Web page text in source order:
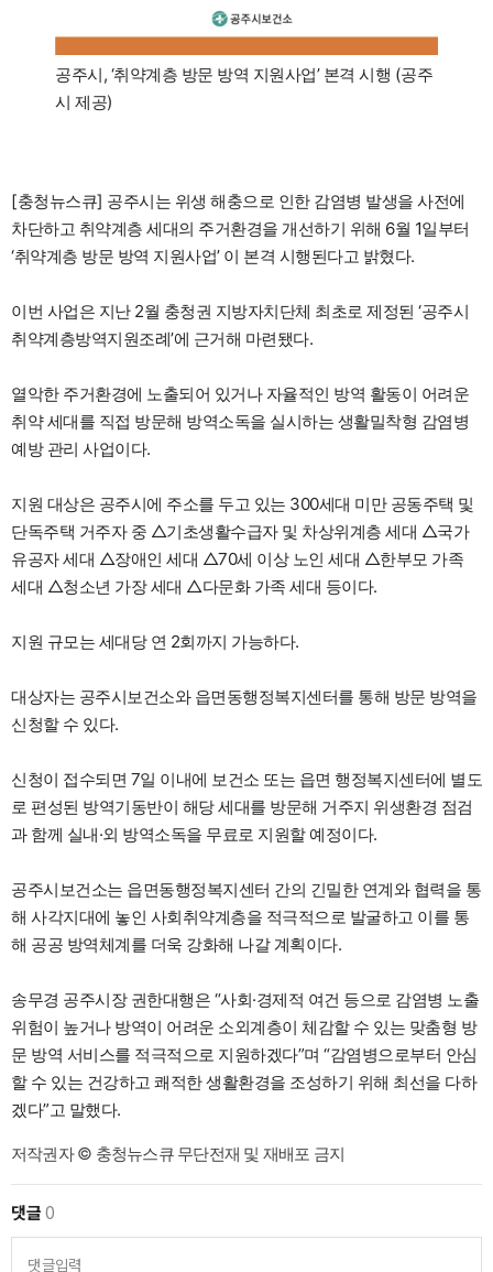
공주시, ‘취약계층 방문 방역 지원사업’ 본격 시행 (공주
시 제공)
[충청뉴스큐] 공주시는 위생 해충으로 인한 감염병 발생을 사전에
차단하고 취약계층 세대의 주거환경을 개선하기 위해 6월 1일부터
‘취약계층 방문 방역 지원사업’ 이 본격 시행된다고 밝혔다.
이번 사업은 지난 2월 충청권 지방자치단체 최초로 제정된 ‘공주시
취약계층방역지원조례’에 근거해 마련됐다.
열악한 주거환경에 노출되어 있거나 자율적인 방역 활동이 어려운
취약 세대를 직접 방문해 방역소독을 실시하는 생활밀착형 감염병
예방 관리 사업이다.
지원 대상은 공주시에 주소를 두고 있는 300세대 미만 공동주택 및
단독주택 거주자 중 △기초생활수급자 및 차상위계층 세대 △국가
유공자 세대 △장애인 세대 △70세 이상 노인 세대 △한부모 가족
세대 △청소년 가장 세대 △다문화 가족 세대 등이다.
지원 규모는 세대당 연 2회까지 가능하다.
대상자는 공주시보건소와 읍면동행정복지센터를 통해 방문 방역을
신청할 수 있다.
신청이 접수되면 7일 이내에 보건소 또는 읍면 행정복지센터에 별도
로 편성된 방역기동반이 해당 세대를 방문해 거주지 위생환경 점검
과 함께 실내·외 방역소독을 무료로 지원할 예정이다.
공주시보건소는 읍면동행정복지센터 간의 긴밀한 연계와 협력을 통
해 사각지대에 놓인 사회취약계층을 적극적으로 발굴하고 이를 통
해 공공 방역체계를 더욱 강화해 나갈 계획이다.
송무경 공주시장 권한대행은 “사회·경제적 여건 등으로 감염병 노출
위험이 높거나 방역이 어려운 소외계층이 체감할 수 있는 맞춤형 방
문 방역 서비스를 적극적으로 지원하겠다”며 “감염병으로부터 안심
할 수 있는 건강하고 쾌적한 생활환경을 조성하기 위해 최선을 다하
겠다”고 말했다.
저작권자 © 충청뉴스큐 무단전재 및 재배포 금지
댓글0
댓글입력